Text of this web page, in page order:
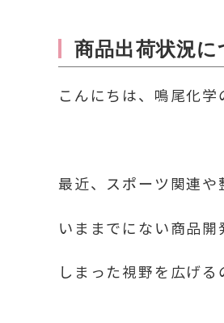
商品出荷状況に
こんにちは、鳴尾化学
最近、スポーツ関連や
いままでにない商品
しまった視野を広げる